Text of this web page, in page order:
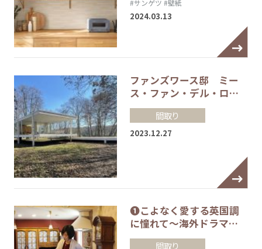
#サンゲツ #壁紙
2024.03.13
ファンズワース邸 ミー
ス・ファン・デル・ロ…
間取り
2023.12.27
❶こよなく愛する英国調
に憧れて～海外ドラマ…
間取り